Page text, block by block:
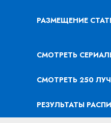
РАЗМЕЩЕНИЕ
СМОТРЕТЬ
СМОТРЕТЬ 250
РЕЗУЛЬТАТЫ